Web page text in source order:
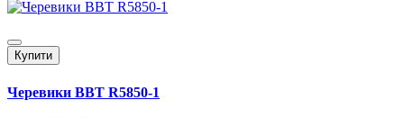
Купити
Черевики BBT R5850-1